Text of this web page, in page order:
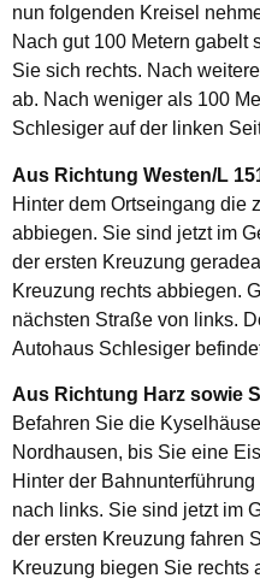
nun folgenden Kreisel
Nach gut 100 Metern gabelt
Sie sich rechts. Nach
ab. Nach weniger als 100
Schlesiger auf der linken
Aus Richtung Westen/L
Hinter dem Ortseingang die
abbiegen. Sie sind jetzt im
der ersten Kreuzung
Kreuzung rechts abbiegen.
nächsten Straße von links.
Autohaus Schlesiger
Aus Richtung Harz sowie
Befahren Sie die
Nordhausen, bis Sie eine
Hinter der
nach links. Sie sind jetzt im
der ersten Kreuzung fahren
Kreuzung biegen Sie rechts